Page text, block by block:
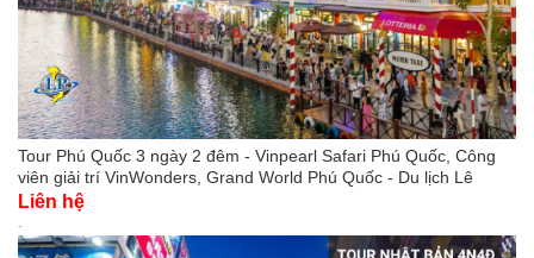
Tour Phú Quốc 3 ngày 2 đêm - Vinpearl Safari Phú Quốc, Công
viên giải trí VinWonders, Grand World Phú Quốc - Du lịch Lê
Phong
Liên hệ
-